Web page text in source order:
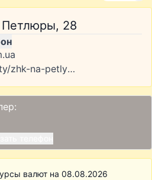
28
atlant.build/obekty/zhk-na-petlyury-28/kompleks
валют на 08.08.2026